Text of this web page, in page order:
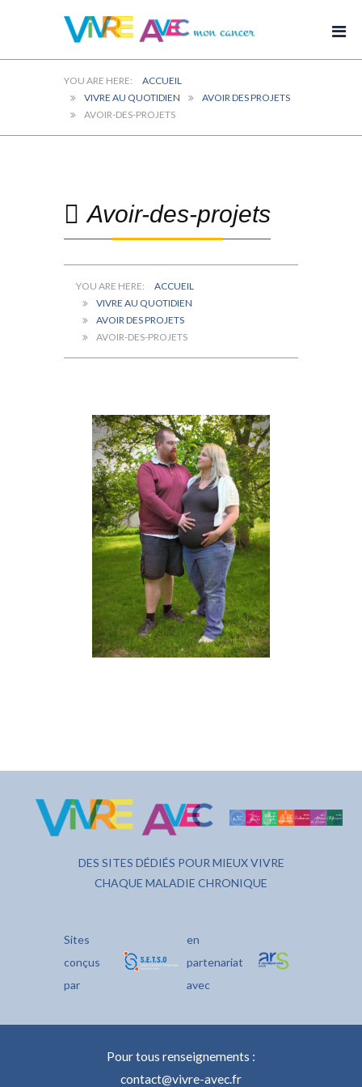
ACCUEIL
VIVRE AU QUOTIDIEN
AVOIR DES PROJETS
AVOIR-DES-PROJETS
Avoir-des-projets
ACCUEIL
VIVRE AU QUOTIDIEN
AVOIR DES PROJETS
AVOIR-DES-PROJETS
DES SITES DÉDIÉS POUR MIEUX VIVRE
CHAQUE MALADIE CHRONIQUE
Sites
conçus
par
en
partenariat
avec
Pour tous renseignements :
contact@vivre-avec.fr